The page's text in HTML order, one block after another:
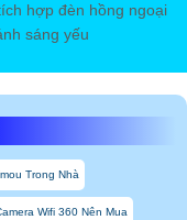
hợp đèn hồng ngoại
sáng yếu
Trong Nhà
Wifi 360 Nên Mua